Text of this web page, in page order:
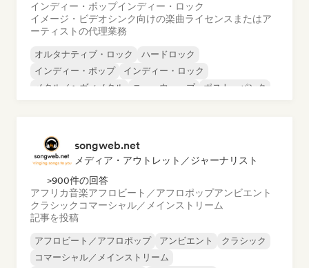
インディー・ポップインディー・ロック
イメージ・ビデオシンク向けの楽曲ライセンスまたはア
ーティストの代理業務
オルタナティブ・ロック
ハードロック
インディー・ポップ
インディー・ロック
メタル／ヘヴィメタル
ニューウェーブ
ポスト・パンク
songweb.net
メディア・アウトレット／ジャーナリスト
>900件の回答
アフリカ音楽アフロビート／アフロポップアンビエント
クラシック コマーシャル／メインストリーム
記事を投稿
アフロビート／アフロポップ アンビエント
クラシック
コマーシャル／メインストリーム